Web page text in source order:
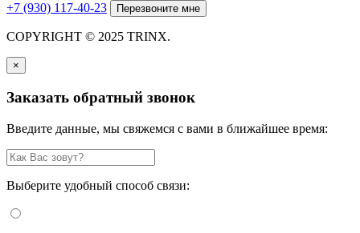
+7 (930) 117-40-23 Перезвоните мне
COPYRIGHT © 2025 TRINX.
×
Заказать обратный звонок
Введите данные, мы свяжемся с вами в ближайшее время:
Выберите удобный способ связи: